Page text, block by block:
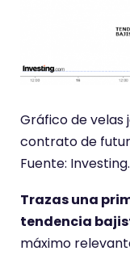
Gráfico de velas
contrato de
Fuente:
Trazas una
tendencia
máximo